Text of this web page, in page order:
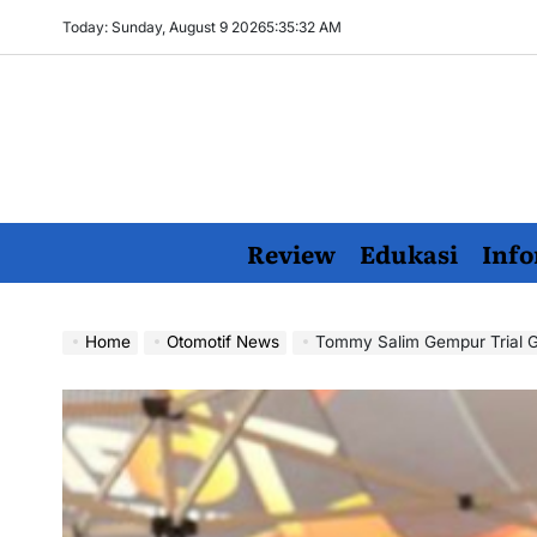
Today: Sunday, August 9 20265:35:34 AM
Review Edukasi
Home Otomotif News Tommy Salim Gempur Trial